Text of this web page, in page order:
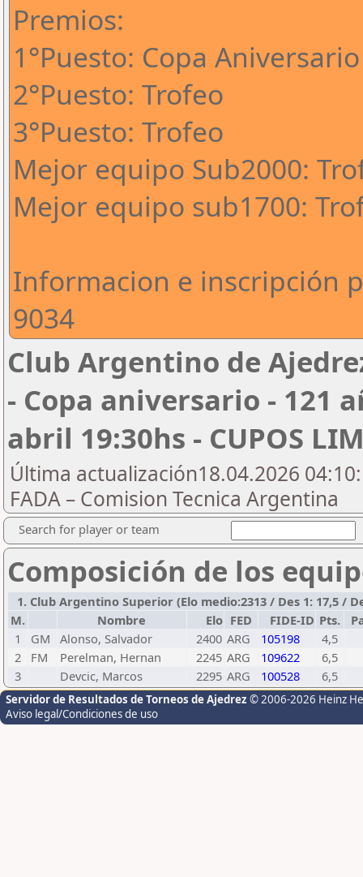
Premios:
1°Puesto: Copa Aniversario
2°Puesto: Trofeo
3°Puesto: Trofeo
Mejor equipo Sub2000:
Mejor equipo sub1700:
Informacion e inscripción
9034
Club Argentino de
- Copa aniversario - 121
abril 19:30hs - CUPOS
Última actualización18.04.2026
FADA – Comision Tecnica Argentina
Search for player or team
Composición de los
1. Club Argentino Superior (Elo medio:2313 / Des 1: 17,5 /
M.
Nombre Elo FED FIDE-ID Pts.
1
GM Alonso, Salvador 2400 ARG 105198
4,5
2
FM Perelman, Hernan 2245 ARG 109622
6,5
3
Devcic, Marcos 2295 ARG 100528 6,5
Servidor de Resultados de Torneos de Ajedrez © 2006-2026 Heinz
Aviso legal/Condiciones de uso